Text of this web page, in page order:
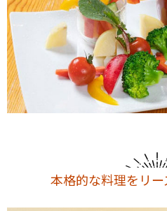
本格的な料理をリ